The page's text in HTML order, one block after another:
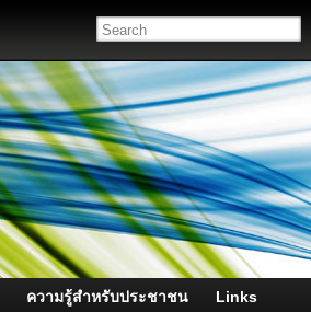
ความรู้สำหรับประชาชน Links